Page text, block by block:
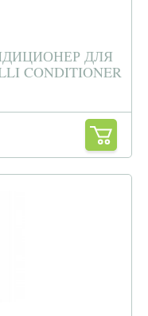
ДЛЯ
CONDITIONER